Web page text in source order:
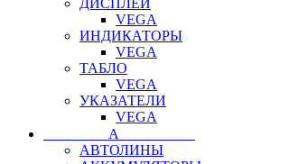
ДИСПЛЕИ
VEGA
ИНДИКАТОРЫ
VEGA
ТАБЛО
VEGA
УКАЗАТЕЛИ
VEGA
⠀⠀⠀⠀⠀⠀А⠀⠀⠀⠀⠀⠀⠀
АВТОЛИНЫ